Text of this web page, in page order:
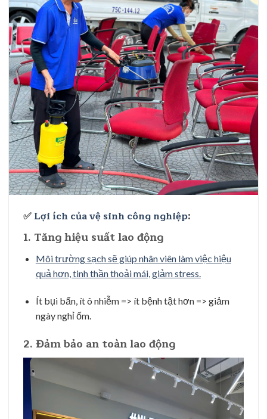
✅Lợi ích của vệ sinh công nghiệp:
1. Tăng hiệu suất lao động
Môi trường sạch sẽ giúp nhân viên làm việc hiệu
quả hơn, tinh thần thoải mái, giảm stress.
Ít bụi bẩn, ít ô nhiễm => ít bệnh tật hơn => giảm
ngày nghỉ ốm.
2. Đảm bảo an toàn lao động